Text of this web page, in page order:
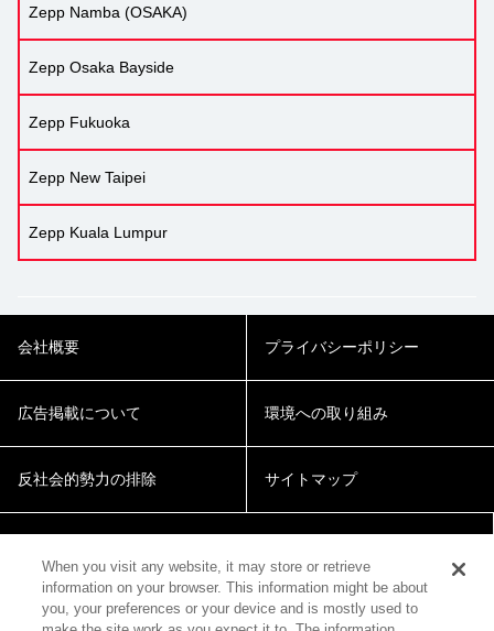
Zepp Namba (OSAKA)
Zepp Osaka Bayside
Zepp Fukuoka
Zepp New Taipei
Zepp Kuala Lumpur
会社概要 プライバシーポリシー
広告掲載について 環境への取り組み
反社会的勢力の排除 サイトマップ
When you visit any website, it may store or retrieve
information on your browser. This information might be about
you, your preferences or your device and is mostly used to